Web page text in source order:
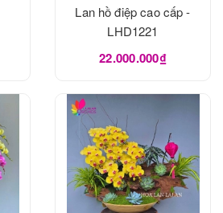
Lan hồ điệp cao cấp -
LHD1221
22.000.000₫